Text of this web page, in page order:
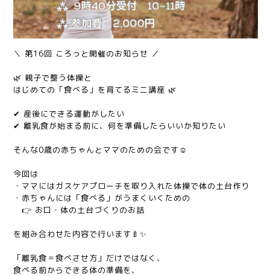
＼ 第16回 ころっと開催のお知らせ ／
🌿 親子で整う体操と
はじめての「食べる」を育てるミニ講座 🌿
✔ 産後にできる運動がしたい
✔ 離乳食が始まる前に、何を準備したらいいか知りたい
そんな0歳の赤ちゃんとママのための会です☺️
今回は
・ママにはガスケアプローチを取り入れた体操で体の土台作り
・赤ちゃんには「食べる」がうまくいくための
👉 お口・体の土台づくりのお話
を組み合わせた内容で行います🍼✨
「離乳食＝食べさせ方」だけではなく、
食べる前からできる体の準備を、